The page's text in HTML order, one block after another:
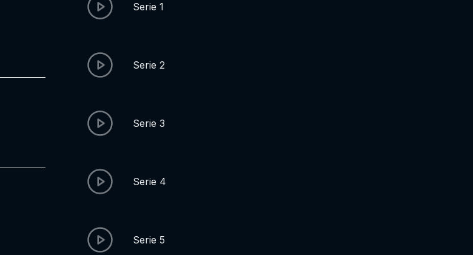
Serie 1
Serie 2
Serie 3
Serie 4
Serie 5